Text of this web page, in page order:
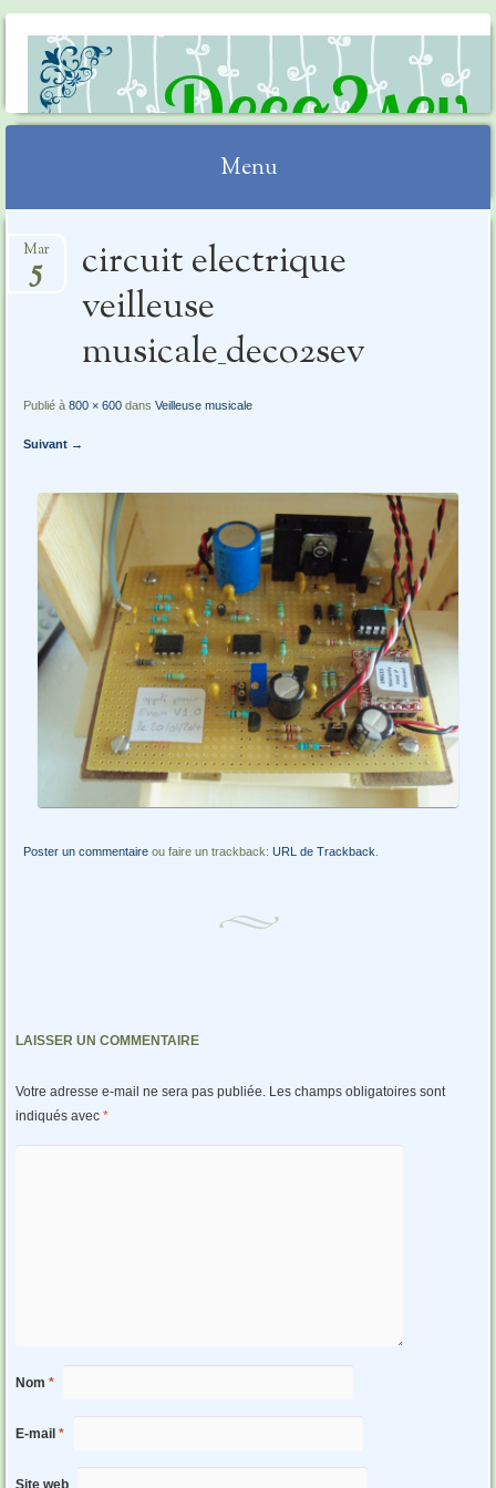
DECO2SEV
Menu
au
contenu
circuit electrique
veilleuse
musicale_deco2sev
Mar
5
Publié à800 × 600 dansVeilleuse musicale
Suivant →
Poster un commentaire ou faire un trackback:URL de Trackback
LAISSER UN COMMENTAIRE
Votre adresse e-mail ne sera pas publiée. Les champs obligatoires sont
indiqués avec *
Nom *
E-mail *